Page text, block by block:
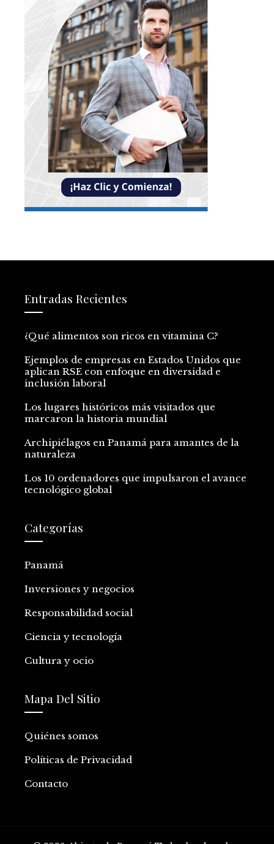
Entradas Recientes
¿Qué alimentos son ricos en vitamina C?
Ejemplos de empresas en Estados Unidos que
aplican RSE con enfoque en diversidad e
inclusión laboral
Los lugares históricos más visitados que
marcaron la historia mundial
Archipiélagos en Panamá para amantes de la
naturaleza
Los 10 ordenadores que impulsaron el avance
tecnológico global
Categorías
Panamá
Inversiones y negocios
Responsabilidad social
Ciencia y tecnología
Cultura y ocio
Mapa Del Sitio
Quiénes somos
Políticas de Privacidad
Contacto